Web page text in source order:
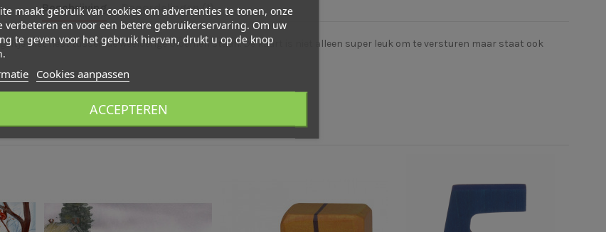
Beschrijving Beoordelingen (1)
met nest tussen de weelderige bloemen staan. De kaart is niet alleen super leuk om te versturen maar staat ook
maakt gebruik van cookies om advertenties te tonen, onze
verbeteren en voor een betere gebruikerservaring. Om uw
te geven voor het gebruik hiervan, drukt u op de knop
Cookies aanpassen
ACCEPTEREN